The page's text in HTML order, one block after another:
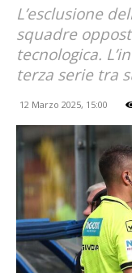
L’esclusione
squadre
tecnologica.
terza serie tra
12 Marzo 2025, 15:00